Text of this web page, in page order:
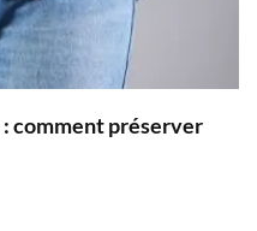
comment préserver